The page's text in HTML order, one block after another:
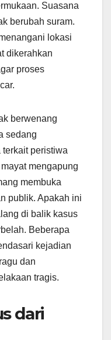
Suasana
berubah suram.
lokasi
dikerahkan
proses
berwenang
sedang
peristiwa
mengapung
membuka
publik. Apakah ini
di balik kasus
Beberapa
kejadian
dan
tragis.
dari